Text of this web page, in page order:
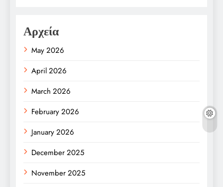
Αρχεία
May 2026
April 2026
March 2026
February 2026
January 2026
December 2025
November 2025